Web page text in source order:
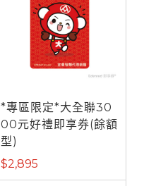
*專區限定*大全聯30
00元好禮即享券(餘額
型)
$2,895